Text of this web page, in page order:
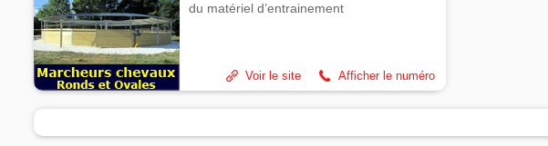
du matériel d’entrainement
Afficher le numéro
Voir le site